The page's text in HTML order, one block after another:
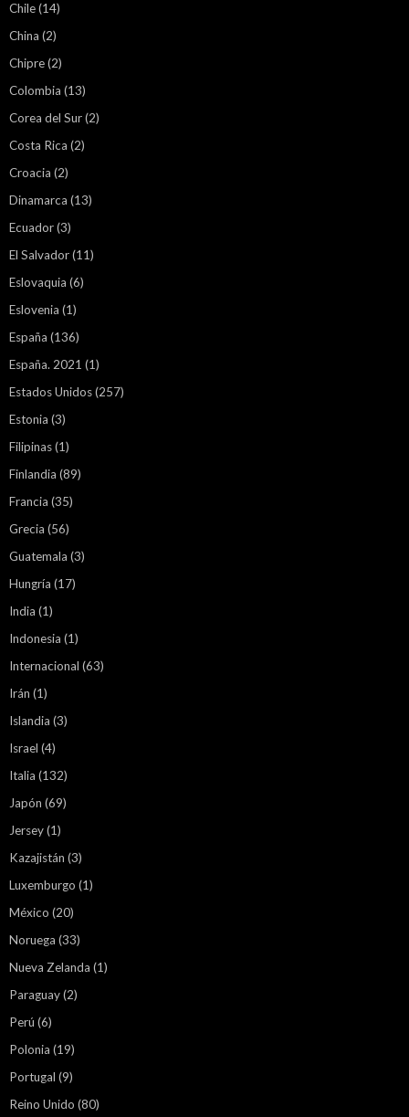
Chile(14)
China (2)
Chipre(2)
Colombia (13)
Corea del Sur(2)
Costa Rica (2)
Croacia (2)
Dinamarca (13)
Ecuador(3)
El Salvador(11)
Eslovaquia (6)
Eslovenia (1)
España (136)
España. 2021 (1)
Estados Unidos(257)
Estonia (3)
Filipinas(1)
Finlandia (89)
Francia (35)
Grecia (56)
Guatemala (3)
Hungría (17)
India (1)
Indonesia (1)
Internacional (63)
Irán (1)
Islandia (3)
Israel (4)
Italia (132)
Japón (69)
Jersey(1)
Kazajistán (3)
Luxemburgo (1)
México (20)
Noruega (33)
Nueva Zelanda (1)
Paraguay(2)
Perú (6)
Polonia (19)
Portugal (9)
Reino Unido (80)